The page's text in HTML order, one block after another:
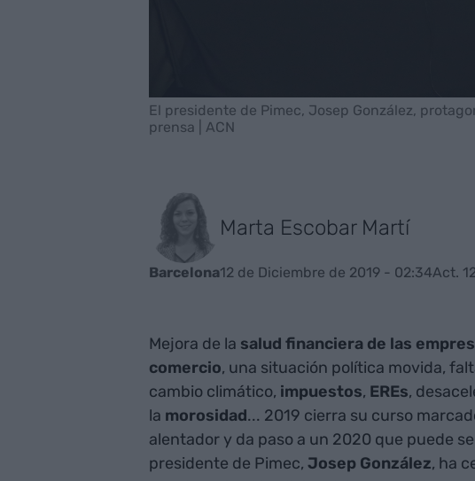
El presidente de Pimec, Josep González,
prensa | ACN
Marta Escobar Martí
Barcelona12 de Diciembre de 2019 - 02:34Act.
Mejora de la salud financiera de las
comercio, una situación política movida,
cambio climático, impuestos, EREs,
la morosidad... 2019 cierra su curso
alentador y da paso a un 2020 que puede
presidente de Pimec, Josep González, ha